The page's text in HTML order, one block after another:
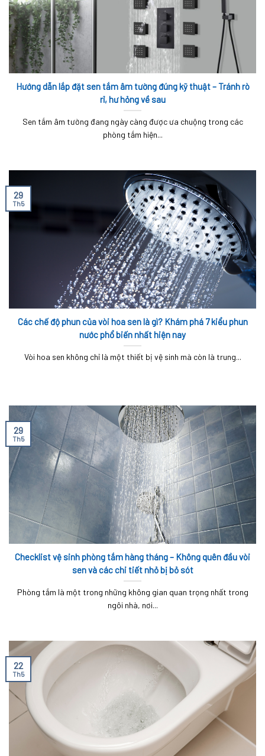
Hướng dẫn lắp đặt sen tắm âm tường đúng kỹ thuật – Tránh rò
rỉ, hư hỏng về sau
Sen tắm âm tường đang ngày càng được ưa chuộng trong các
phòng tắm hiện...
Các chế độ phun của vòi hoa sen là gì? Khám phá 7 kiểu phun
nước phổ biến nhất hiện nay
Vòi hoa sen không chỉ là một thiết bị vệ sinh mà còn là trung...
29
Th5
Checklist vệ sinh phòng tắm hàng tháng – Không quên đầu vòi
sen và các chi tiết nhỏ bị bỏ sót
Phòng tắm là một trong những không gian quan trọng nhất trong
ngôi nhà, nơi...
29
Th5
22
Th5